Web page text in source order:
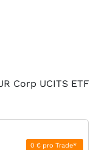
0 € pro Trade*